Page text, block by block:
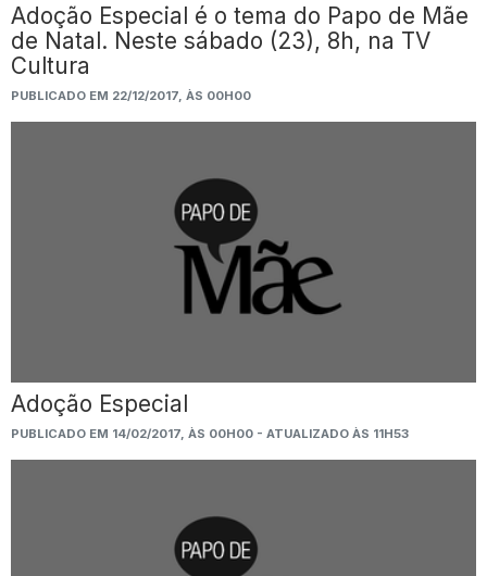
Adoção Especial é o tema do Papo de Mãe
de Natal. Neste sábado (23), 8h, na TV
Cultura
PUBLICADO EM 22/12/2017, ÀS 00H00
Adoção Especial
PUBLICADO EM 14/02/2017, ÀS 00H00 - ATUALIZADO ÀS 11H53